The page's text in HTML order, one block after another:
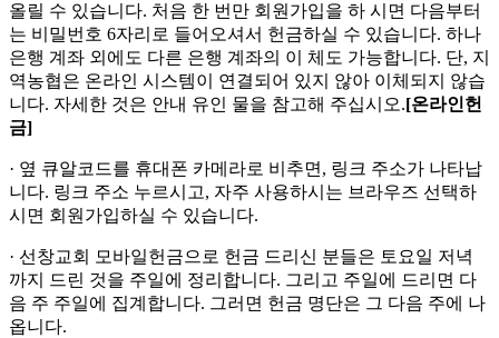
올릴 수 있습니다. 처음 한 번만 회원가입을 하 시면 다음부터
는 비밀번호 6자리로 들어오셔서 헌금하실 수 있습니다. 하나
은행 계좌 외에도 다른 은행 계좌의 이 체도 가능합니다. 단, 지
역농협은 온라인 시스템이 연결되어 있지 않아 이체되지 않습
니다. 자세한 것은 안내 유인 물을 참고해 주십시오.[온라인헌
금]
· 옆 큐알코드를 휴대폰 카메라로 비추면, 링크 주소가 나타납
니다. 링크 주소 누르시고, 자주 사용하시는 브라우즈 선택하
시면 회원가입하실 수 있습니다.
· 선창교회 모바일헌금으로 헌금 드리신 분들은 토요일 저녁
까지 드린 것을 주일에 정리합니다. 그리고 주일에 드리면 다
음 주 주일에 집계합니다. 그러면 헌금 명단은 그 다음 주에 나
옵니다.